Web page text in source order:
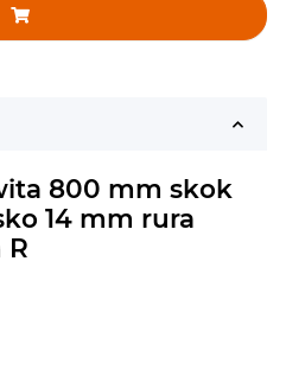
800 mm skok
14 mm rura
R